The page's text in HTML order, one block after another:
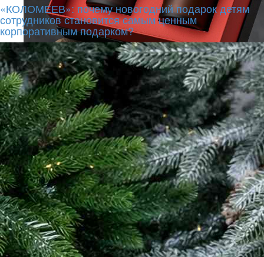
«КОЛОМЕЕВ»: почему новогодний подарок детям
сотрудников становится самым ценным
корпоративным подарком?